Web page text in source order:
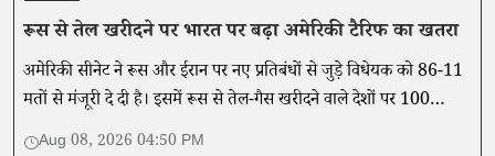
रूस से तेल खरीदने पर भारत पर बढ़ा अमेरिकी टैरिफ का खतरा
अमेरिकी सीनेट ने रूस और ईरान पर नए प्रतिबंधों से जुड़े विधेयक को 86-11
मतों से मंजूरी दे दी है। इसमें रूस से तेल-गैस खरीदने वाले देशों पर 100
प्रतिशत तक टैरिफ लगाने का प्रावधान है।
Aug 08, 2026 04:50 PM